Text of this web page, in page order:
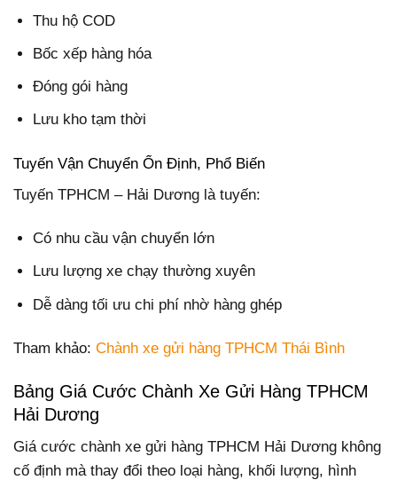
Thu hộ COD
Bốc xếp hàng hóa
Đóng gói hàng
Lưu kho tạm thời
Tuyến Vận Chuyển Ổn Định, Phổ Biến
Tuyến TPHCM – Hải Dương là tuyến:
Có nhu cầu vận chuyển lớn
Lưu lượng xe chạy thường xuyên
Dễ dàng tối ưu chi phí nhờ hàng ghép
Tham khảo: Chành xe gửi hàng TPHCM Thái Bình
Bảng Giá Cước Chành Xe Gửi Hàng TPHCM
Hải Dương
Giá cước chành xe gửi hàng TPHCM Hải Dương không
cố định mà thay đổi theo loại hàng, khối lượng, hình